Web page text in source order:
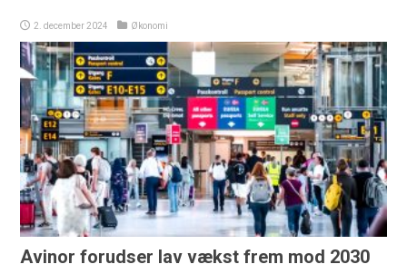
2. december 2024 Økonomi
Avinor forudser lav vækst frem mod 2030